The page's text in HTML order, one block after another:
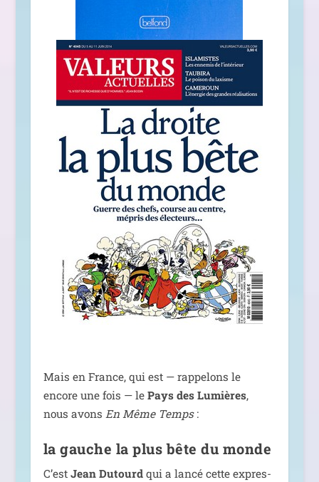
Mais en France, qui est — rap­pe­lons le
encore une fois — le Pays des Lumières,
nous avons En Même Temps:
la gauche la plus bête du monde
C’est Jean Dutourdqui a lan­cé cette expres­